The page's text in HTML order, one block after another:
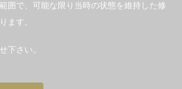
囲で、可能な限り当時の状態を維持した修
ます。
下さい。